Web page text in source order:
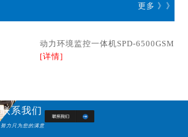
更多 》》
动力环境监控一体机SPD-6500GSM
[详情]
联系我们
努力只为您的满意